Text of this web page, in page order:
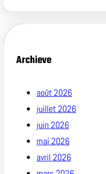
Archieve
août 2026
juillet 2026
juin 2026
mai 2026
avril 2026